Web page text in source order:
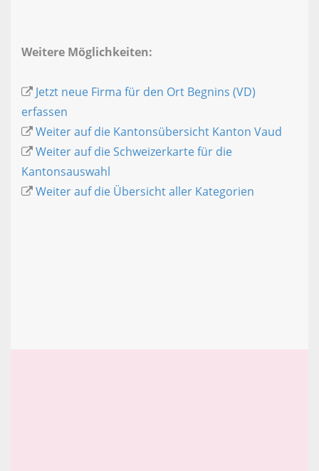
Weitere Möglichkeiten:
Jetzt neue Firma für den Ort Begnins (VD)
erfassen
Weiter auf die Kantonsübersicht Kanton Vaud
Weiter auf die Schweizerkarte für die
Kantonsauswahl
Weiter auf die Übersicht aller Kategorien